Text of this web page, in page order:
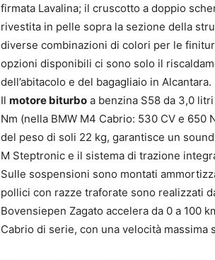
firmata Lavalina; il cruscotto a doppio
rivestita in pelle sopra la sezione della
diverse combinazioni di colori per le
opzioni disponibili ci sono solo il
dell’abitacolo e del bagagliaio in Alcantara.
Il motore biturbo a benzina S58 da 3,0
Nm (nella BMW M4 Cabrio: 530 CV e
del peso di soli 22 kg, garantisce un
M Steptronic e il sistema di trazione
Sulle sospensioni sono montati
pollici con razze traforate sono realizzati
Bovensiepen Zagato accelera da 0 a 100
Cabrio di serie, con una velocità massima